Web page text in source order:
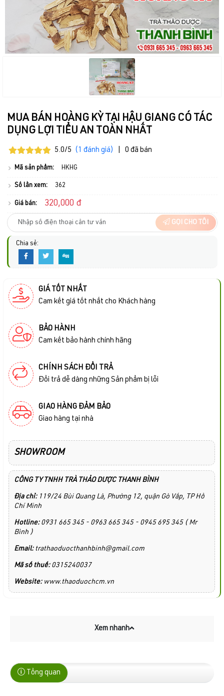
MUA BÁN HOÀNG KỲ TẠI HẬU GIANG CÓ TÁC
DỤNG LỢI TIỂU AN TOÀN NHẤT
5.0/5 (1 đánh giá) 0 đã bán
Mã sản phẩm: HKHG
Số lần xem: 362
Giá bán: 320,000 đ
GỌI CHO TÔI
Chia sẻ:
GIÁ TỐT NHẤT
Cam kết giá tốt nhất cho Khách hàng
BẢO HÀNH
Cam kết bảo hành chính hãng
CHÍNH SÁCH ĐỔI TRẢ
Đổi trả dễ dàng những Sản phẩm bị lỗi
GIAO HÀNG ĐẢM BẢO
Giao hàng tại nhà
SHOWROOM
CÔNG TY TNHH TRÀ THẢO DƯỢC THANH BÌNH
Địa chỉ:119/24 Bùi Quang Là, Phường 12, quận Gò Vấp, TP Hồ
Chí Minh
Hotline:0931 665 345 - 0963 665 345 - 0945 695 345 ( Mr
Bình )
Email:trathaoduocthanhbinh@gmail.com
Mã số thuế: 0315240037
Website:www.thaoduochcm.vn
Xem nhanh
Tổng quan